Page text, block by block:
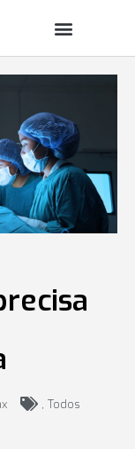
, Todos